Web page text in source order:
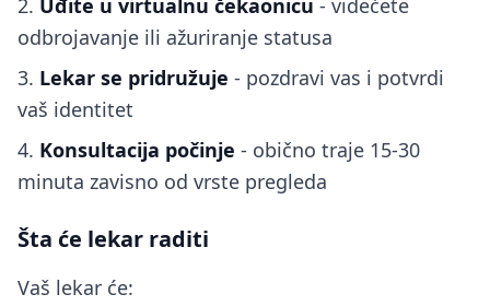
Uđite u virtualnu čekaonicu - videćete
odbrojavanje ili ažuriranje statusa
Lekar se pridružuje - pozdravi vas i potvrdi
vaš identitet
Konsultacija počinje - obično traje 15-30
minuta zavisno od vrste pregleda
Šta će lekar raditi
Vaš lekar će: